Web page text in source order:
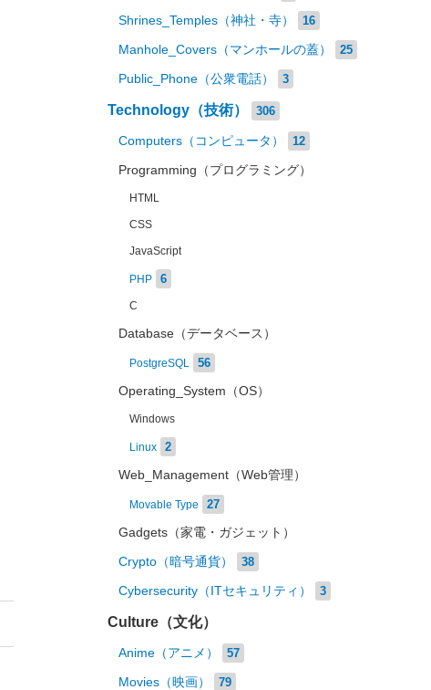
Shrines_Temples（神社・寺） 16
Manhole_Covers（マンホールの蓋） 25
Public_Phone（公衆電話） 3
Technology（技術） 306
Computers（コンピュータ） 12
Programming（プログラミング）
HTML
CSS
JavaScript
PHP 6
C
Database（データベース）
PostgreSQL 56
Operating_System（OS）
Windows
Linux 2
Web_Management（Web管理）
Movable Type 27
Gadgets（家電・ガジェット）
Crypto（暗号通貨） 38
Cybersecurity（ITセキュリティ） 3
Culture（文化）
Anime（アニメ） 57
Movies（映画） 79